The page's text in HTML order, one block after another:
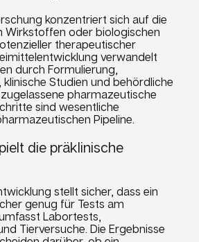
konzentriert sich auf die
Wirkstoffen oder biologischen
therapeutischer
verwandelt
durch Formulierung,
klinische Studien und behördliche
pharmazeutische
sind wesentliche
Pipeline.
die präklinische
stellt sicher, dass ein
genug für Tests am
Labortests,
Tierversuche. Die Ergebnisse